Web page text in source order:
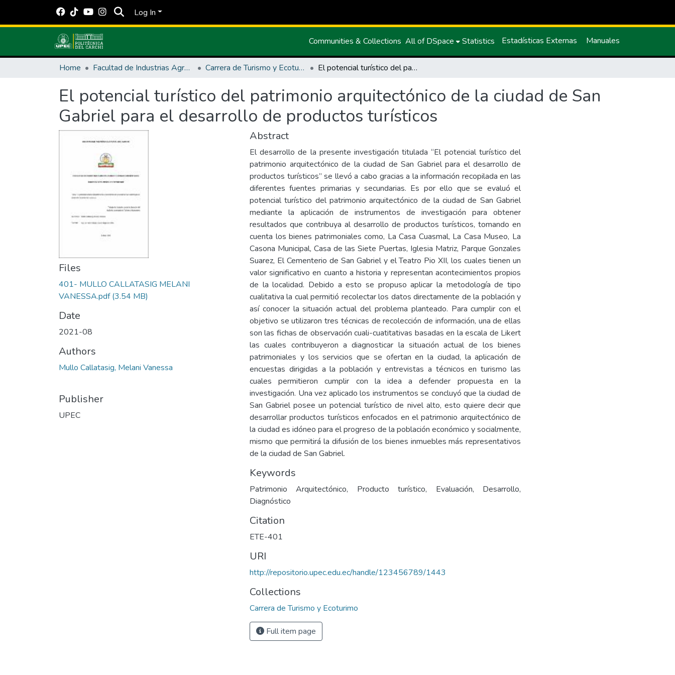
Log In
Communities & Collections All of DSpace Statistics Estadísticas Externas Manuales
Home Facultad de Industrias Agropecuarias y Ciencias Ambientales Carrera de Turismo y Ecoturimo El potencial turístico del patrimonio arquitectónico de la ciudad de San Gabriel para el desarrollo de productos turísticos
El potencial turístico del patrimonio arquitectónico de la ciudad de San
Gabriel para el desarrollo de productos turísticos
Files
401- MULLO CALLATASIG MELANI
VANESSA.pdf(3.54 MB)
Date
2021-08
Authors
Mullo Callatasig, Melani Vanessa
Publisher
UPEC
Abstract
El desarrollo de la presente investigación titulada “El potencial turístico del
patrimonio arquitectónico de la ciudad de San Gabriel para el desarrollo de
productos turísticos” se llevó a cabo gracias a la información recopilada en las
diferentes fuentes primarias y secundarias. Es por ello que se evaluó el
potencial turístico del patrimonio arquitectónico de la ciudad de San Gabriel
mediante la aplicación de instrumentos de investigación para obtener
resultados que contribuya al desarrollo de productos turísticos, tomando en
cuenta los bienes patrimoniales como, La Casa Cuasmal, La Casa Museo, La
Casona Municipal, Casa de las Siete Puertas, Iglesia Matriz, Parque Gonzales
Suarez, El Cementerio de San Gabriel y el Teatro Pio XII, los cuales tienen un
valor significativo en cuanto a historia y representan acontecimientos propios
de la localidad. Debido a esto se propuso aplicar la metodología de tipo
cualitativa la cual permitió recolectar los datos directamente de la población y
así conocer la situación actual del problema planteado. Para cumplir con el
objetivo se utilizaron tres técnicas de recolección de información, una de ellas
son las fichas de observación cuali-cuatitativas basadas en la escala de Likert
las cuales contribuyeron a diagnosticar la situación actual de los bienes
patrimoniales y los servicios que se ofertan en la ciudad, la aplicación de
encuestas dirigidas a la población y entrevistas a técnicos en turismo las
cuales permitieron cumplir con la idea a defender propuesta en la
investigación. Una vez aplicado los instrumentos se concluyó que la ciudad de
San Gabriel posee un potencial turístico de nivel alto, esto quiere decir que
desarrollar productos turísticos enfocados en el patrimonio arquitectónico de
la ciudad es idóneo para el progreso de la población económico y socialmente,
mismo que permitirá la difusión de los bienes inmuebles más representativos
de la ciudad de San Gabriel.
Keywords
Patrimonio Arquitectónico, Producto turístico, Evaluación, Desarrollo,
Diagnóstico
Citation
ETE-401
URI
http://repositorio.upec.edu.ec/handle/123456789/1443
Collections
Carrera de Turismo y Ecoturimo
Full item page